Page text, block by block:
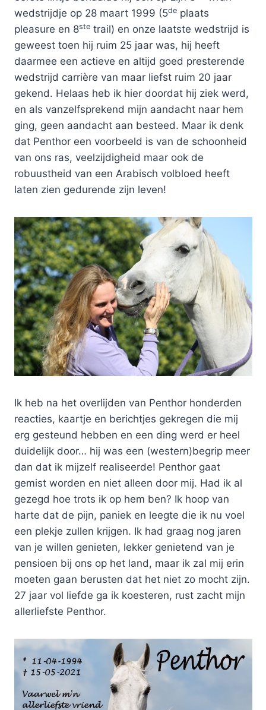
wedstrijdje op 28 maart 1999 (5deplaats
pleasure en 8stetrail) en onze laatste wedstrijd is
geweest toen hij ruim 25 jaar was, hij heeft
daarmee een actieve en altijd goed presterende
wedstrijd carrière van maar liefst ruim 20 jaar
gekend. Helaas heb ik hier doordat hij ziek werd,
en als vanzelfsprekend mijn aandacht naar hem
ging, geen aandacht aan besteed. Maar ik denk
dat Penthor een voorbeeld is van de schoonheid
van ons ras, veelzijdigheid maar ook de
robuustheid van een Arabisch volbloed heeft
laten zien gedurende zijn leven!
Ik heb na het overlijden van Penthor honderden
reacties, kaartje en berichtjes gekregen die mij
erg gesteund hebben en een ding werd er heel
duidelijk door… hij was een (western)begrip meer
dan dat ik mijzelf realiseerde! Penthor gaat
gemist worden en niet alleen door mij. Had ik al
gezegd hoe trots ik op hem ben? Ik hoop van
harte dat de pijn, paniek en leegte die ik nu voel
een plekje zullen krijgen. Ik had graag nog jaren
van je willen genieten, lekker genietend van je
pensioen bij ons op het land, maar ik zal mij erin
moeten gaan berusten dat het niet zo mocht zijn.
27 jaar vol liefde ga ik koesteren, rust zacht mijn
allerliefste Penthor.